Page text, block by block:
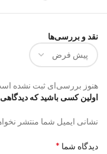
نقد و بررسی‌ها
هنوز بررسی‌ای ثبت نشده
اولین کسی باشید که
نشانی ایمیل شما منتشر
دیدگاه شما *